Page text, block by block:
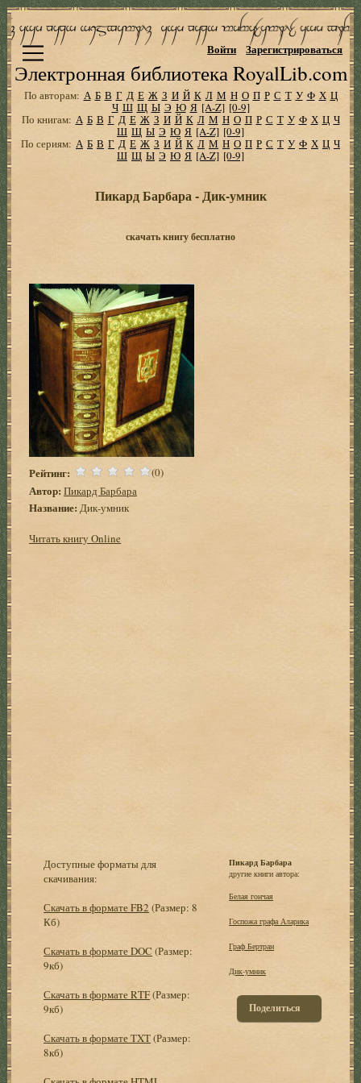
Электронная библиотека RoyalLib.com
Войти Зарегистрироваться
По авторам: А Б В Г Д Е Ж З И Й К Л М Н О П Р С Т У Ф Х Ц
Ч Ш Щ Ы Э Ю Я [A-Z] [0-9]
По книгам: А Б В Г Д Е Ж З И Й К Л М Н О П Р С Т У Ф Х Ц Ч
Ш Щ Ы Э Ю Я [A-Z] [0-9]
По сериям: А Б В Г Д Е Ж З И Й К Л М Н О П Р С Т У Ф Х Ц Ч
Ш Щ Ы Э Ю Я [A-Z] [0-9]
Пикард Барбара - Дик-умник
скачать книгу бесплатно
Рейтинг: (0)
Автор: Пикард Барбара
Название: Дик-умник
Читать книгу Online
Доступные форматы для
скачивания:
Скачать в формате FB2 (Размер: 8
Кб)
Скачать в формате DOC (Размер:
9кб)
Скачать в формате RTF(Размер:
9кб)
Скачать в формате TXT(Размер:
8кб)
Пикард Барбара
другие книги автора:
Белая гончая
Госпожа графа Аларика
Граф Бертран
Дик-умник
Поделиться